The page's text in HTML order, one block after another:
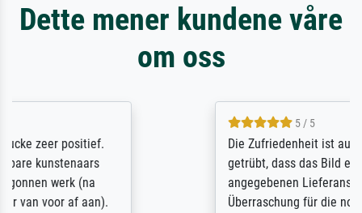
Dette mener kundene våre
om oss
Die Zufriedenheit ist auch nicht dadurch
getrübt, dass das Bild entgegen einer
angegebenen Lieferanschrift (sollte eine
Überraschung für die normannische